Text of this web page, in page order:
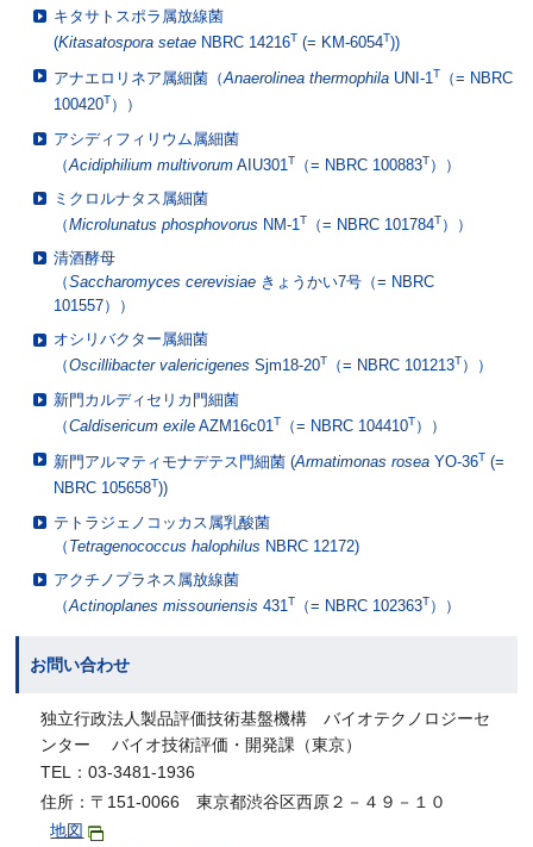
キタサトスポラ属放線菌
(Kitasatospora setae NBRC 14216T (= KM-6054T))
アナエロリネア属細菌（Anaerolinea thermophila UNI-1T
（= NBRC
100420T））
アシディフィリウム属細菌
（Acidiphilium multivorum AIU301T （= NBRC 100883T））
ミクロルナタス属細菌
（Microlunatus phosphovorus NM-1T （= NBRC 101784T））
清酒酵母
（Saccharomyces cerevisiae きょうかい7号（= NBRC
101557））
オシリバクター属細菌
（Oscillibacter valericigenes Sjm18-20T （= NBRC 101213T））
新門カルディセリカ門細菌
（Caldisericum exile AZM16c01T （= NBRC 104410T））
新門アルマティモナデテス門細菌 (Armatimonas rosea YO-36T (=
NBRC 105658T))
テトラジェノコッカス属乳酸菌
（ Tetragenococcus halophilus NBRC 12172)
アクチノプラネス属放線菌
（Actinoplanes missouriensis 431T （= NBRC 102363T））
お問い合わせ
独立行政法人製品評価技術基盤機構 バイオテクノロジーセ
ンター バイオ技術評価・開発課（東京）
TEL：03-3481-1936
住所：〒151-0066 東京都渋谷区西原２－４９－１０
地図